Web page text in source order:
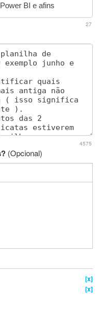
27
4575
(Opcional)
[x]
[x]